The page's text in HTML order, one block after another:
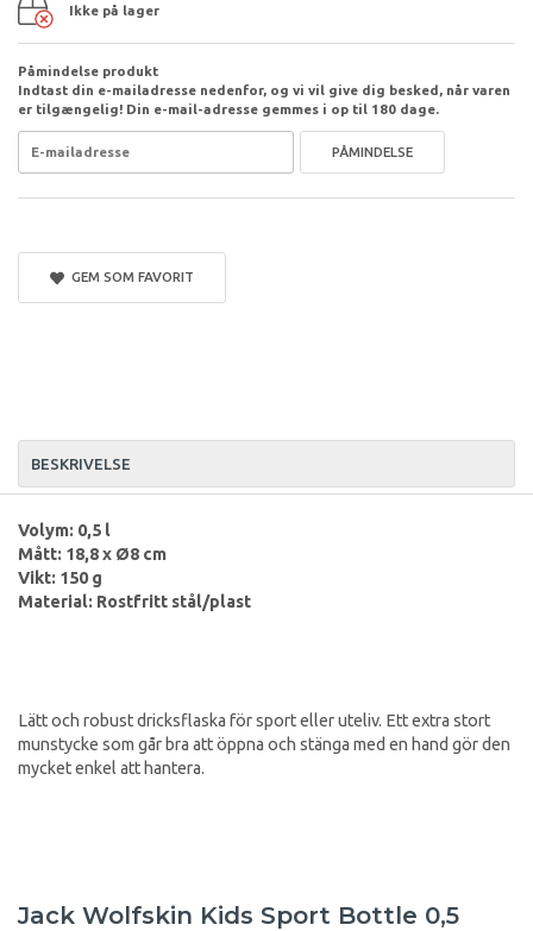
Ikke på lager
Påmindelse produkt
Indtast din e-mailadresse nedenfor, og vi vil give dig besked, når varen
er tilgængelig! Din e-mail-adresse gemmes i op til 180 dage.
PÅMINDELSE
GEM SOM FAVORIT
BESKRIVELSE
Volym: 0,5 l
Mått: 18,8 x Ø8 cm
Vikt: 150 g
Material: Rostfritt stål/plast
Lätt och robust dricksflaska för sport eller uteliv. Ett extra stort
munstycke som går bra att öppna och stänga med en hand gör den
mycket enkel att hantera.
Jack Wolfskin Kids Sport Bottle 0,5